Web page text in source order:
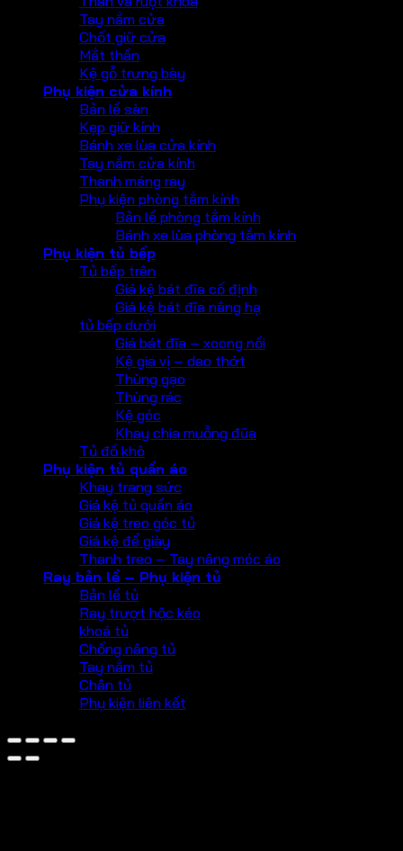
Tay nắm cửa
Chốt giữ cửa
Mắt thần
Kệ gỗ trưng bày
Phụ kiện cửa kính
Bản lề sàn
Kẹp giữ kính
Bánh xe lùa cửa kính
Tay nắm cửa kính
Thanh máng ray
Phụ kiện phòng tắm kính
Bản lề phòng tắm kính
Bánh xe lùa phòng tắm kính
Phụ kiện tủ bếp
Tủ bếp trên
Giá kệ bát đĩa cố định
Giá kệ bát đĩa nâng hạ
tủ bếp dưới
Giá bát đĩa – xoong nồi
Kệ gia vị – dao thớt
Thùng gạo
Thùng rác
Kệ góc
Khay chia muỗng đũa
Tủ đồ khô
Phụ kiện tủ quần áo
Khay trang sức
Giá kệ tủ quần áo
Giá kệ treo góc tủ
Giá kệ để giày
Thanh treo – Tay nâng móc áo
Ray bản lề – Phụ kiện tủ
Bản lề tủ
Ray trượt hộc kéo
khoá tủ
Chống nâng tủ
Tay nắm tủ
Chân tủ
Phụ kiện liên kết